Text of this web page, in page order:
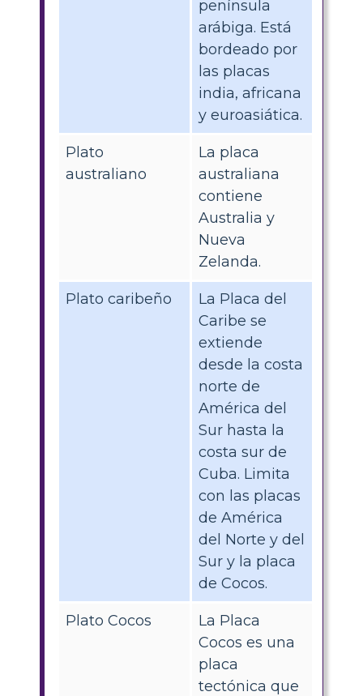
península
arábiga. Está
bordeado por
las placas
india, africana
y euroasiática.
Plato
australiano
La placa
australiana
contiene
Australia y
Nueva
Zelanda.
Plato caribeño
La Placa del
Caribe se
extiende
desde la costa
norte de
América del
Sur hasta la
costa sur de
Cuba. Limita
con las placas
de América
del Norte y del
Sur y la placa
de Cocos.
Plato Cocos
La Placa
Cocos es una
placa
tectónica que